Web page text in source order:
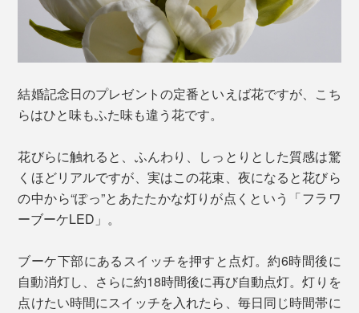
結婚記念日のプレゼントの定番といえば花ですが、こち
らはひと味もふた味も違う花です。
花びらに触れると、ふんわり、しっとりとした質感は驚
くほどリアルですが、実はこの花束、夜になると花びら
の中から“ぽっ”とあたたかな灯りが点くという「フラワ
ーブーケLED」。
ブーケ下部にあるスイッチを押すと点灯。約6時間後に
自動消灯し、さらに約18時間後に再び自動点灯。灯りを
点けたい時間にスイッチを入れたら、毎日同じ時間帯に